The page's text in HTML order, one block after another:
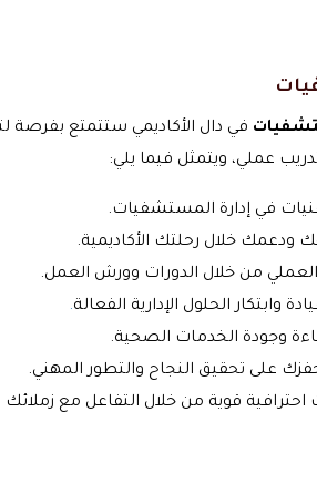
في دال الأكاديمي ستتمتع
عملي، ويتمثل فيما يلي:
في إدارة المستشفيات.
خلال رحلتك الأكاديمية.
من خلال الدورات وورش العمل.
وابتكار الحلول الإدارية الفعالة.
وجودة الخدمات الصحية.
على تحقيق النجاح والتطور المهني.
قوية من خلال التفاعل مع زملائك